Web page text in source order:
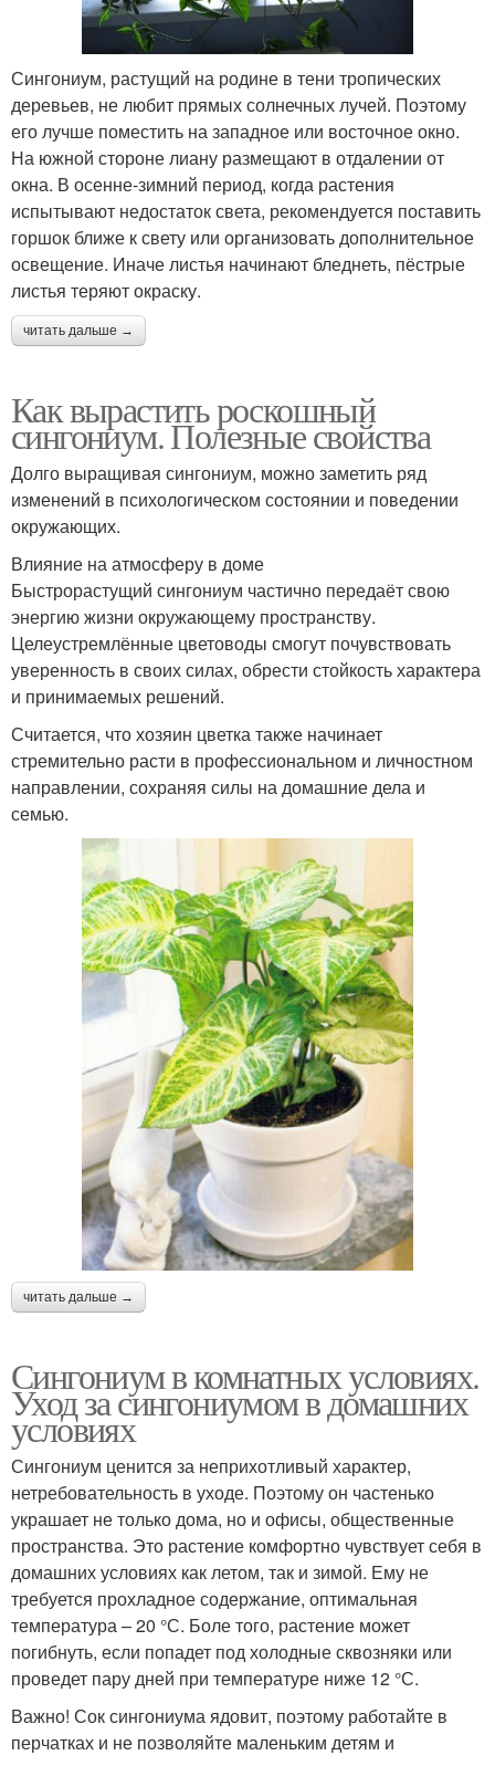
Сингониум, растущий на родине в тени тропических
деревьев, не любит прямых солнечных лучей. Поэтому
его лучше поместить на западное или восточное окно.
На южной стороне лиану размещают в отдалении от
окна. В осенне-зимний период, когда растения
испытывают недостаток света, рекомендуется поставить
горшок ближе к свету или организовать дополнительное
освещение. Иначе листья начинают бледнеть, пёстрые
листья теряют окраску.
читать дальше →
Как вырастить роскошный
сингониум. Полезные свойства
Долго выращивая сингониум, можно заметить ряд
изменений в психологическом состоянии и поведении
окружающих.
Влияние на атмосферу в доме
Быстрорастущий сингониум частично передаёт свою
энергию жизни окружающему пространству.
Целеустремлённые цветоводы смогут почувствовать
уверенность в своих силах, обрести стойкость характера
и принимаемых решений.
Считается, что хозяин цветка также начинает
стремительно расти в профессиональном и личностном
направлении, сохраняя силы на домашние дела и
семью.
читать дальше →
Сингониум в комнатных условиях.
Уход за сингониумом в домашних
условиях
Сингониум ценится за неприхотливый характер,
нетребовательность в уходе. Поэтому он частенько
украшает не только дома, но и офисы, общественные
пространства. Это растение комфортно чувствует себя в
домашних условиях как летом, так и зимой. Ему не
требуется прохладное содержание, оптимальная
температура – 20 °С. Боле того, растение может
погибнуть, если попадет под холодные сквозняки или
проведет пару дней при температуре ниже 12 °С.
Важно! Сок сингониума ядовит, поэтому работайте в
перчатках и не позволяйте маленьким детям и